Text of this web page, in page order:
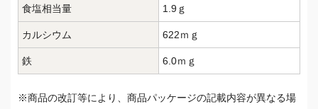
食塩相当量 1.9ｇ
カルシウム 622ｍｇ
鉄 6.0ｍｇ
※商品の改訂等により、商品パッケージの記載内容が異なる場